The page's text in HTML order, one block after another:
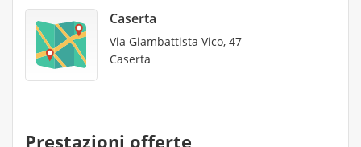
Caserta
Via Giambattista Vico, 47
Caserta
Prestazioni offerte